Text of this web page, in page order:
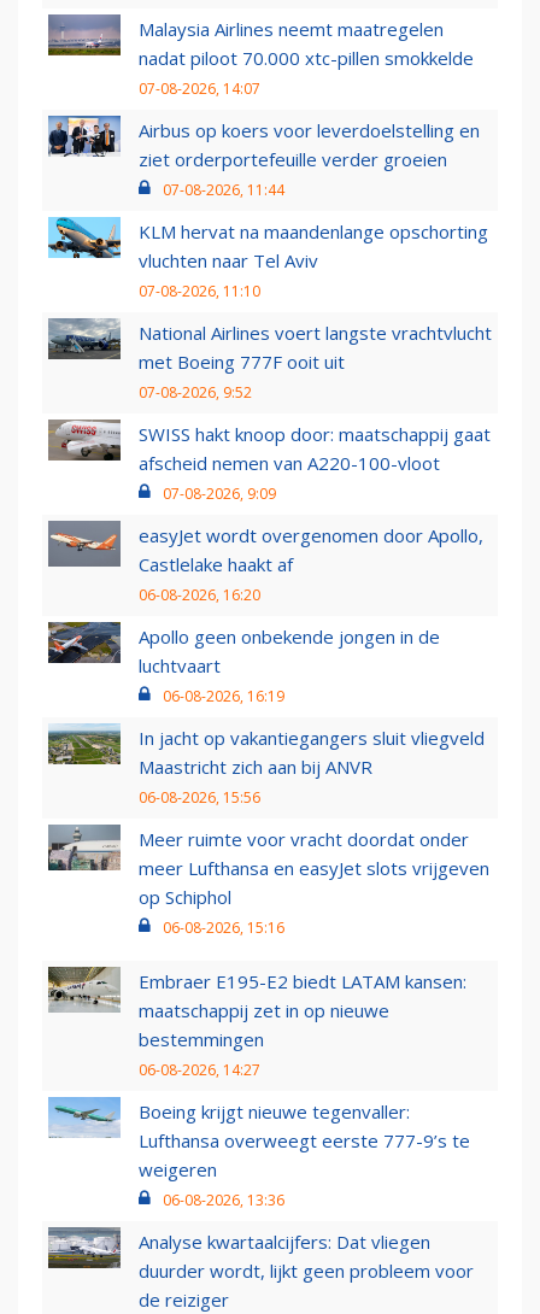
Malaysia Airlines neemt maatregelen
nadat piloot 70.000 xtc-pillen smokkelde
07-08-2026, 14:07
Airbus op koers voor leverdoelstelling en
ziet orderportefeuille verder groeien
07-08-2026, 11:44
KLM hervat na maandenlange opschorting
vluchten naar Tel Aviv
07-08-2026, 11:10
National Airlines voert langste vrachtvlucht
met Boeing 777F ooit uit
07-08-2026, 9:52
SWISS hakt knoop door: maatschappij gaat
afscheid nemen van A220-100-vloot
07-08-2026, 9:09
easyJet wordt overgenomen door Apollo,
Castlelake haakt af
06-08-2026, 16:20
Apollo geen onbekende jongen in de
luchtvaart
06-08-2026, 16:19
In jacht op vakantiegangers sluit vliegveld
Maastricht zich aan bij ANVR
06-08-2026, 15:56
Meer ruimte voor vracht doordat onder
meer Lufthansa en easyJet slots vrijgeven
op Schiphol
06-08-2026, 15:16
Embraer E195-E2 biedt LATAM kansen:
maatschappij zet in op nieuwe
bestemmingen
06-08-2026, 14:27
Boeing krijgt nieuwe tegenvaller:
Lufthansa overweegt eerste 777-9’s te
weigeren
06-08-2026, 13:36
Analyse kwartaalcijfers: Dat vliegen
duurder wordt, lijkt geen probleem voor
de reiziger